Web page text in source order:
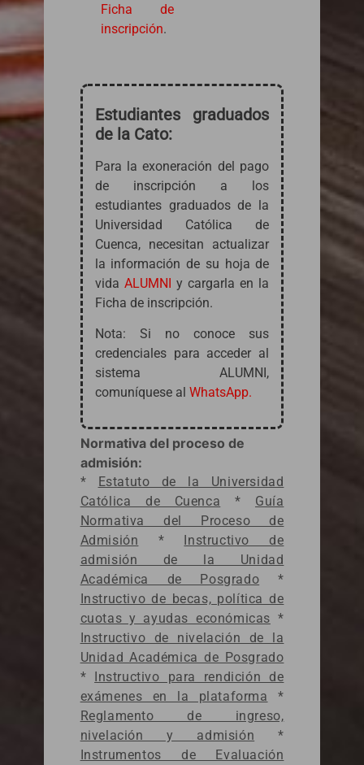
Ficha de
inscripción.
Estudiantes graduados
de la Cato:
Para la exoneración del pago
de inscripción a los
estudiantes graduados de la
Universidad Católica de
Cuenca, necesitan actualizar
la información de su hoja de
vida ALUMNI y cargarla en la
Ficha de inscripción.
Nota: Si no conoce sus
credenciales para acceder al
sistema ALUMNI,
comuníquese al WhatsApp.
Normativa del proceso de
admisión:
* Estatuto de la Universidad
Católica de Cuenca * Guía
Normativa del Proceso de
Admisión * Instructivo de
admisión de la Unidad
Académica de Posgrado *
Instructivo de becas, política de
cuotas y ayudas económicas *
Instructivo de nivelación de la
Unidad Académica de Posgrado
* Instructivo para rendición de
exámenes en la plataforma *
Reglamento de ingreso,
nivelación y admisión *
Instrumentos de Evaluación